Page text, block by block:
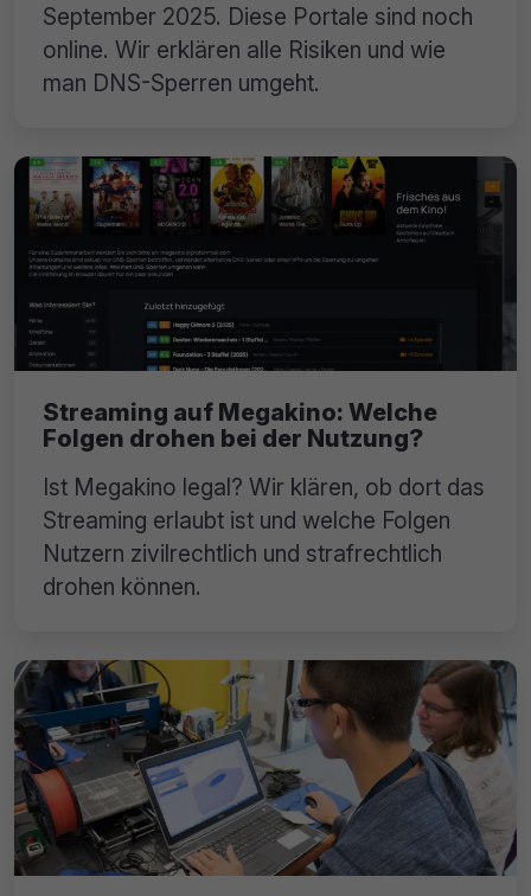
September 2025. Diese Portale sind noch
online. Wir erklären alle Risiken und wie
man DNS-Sperren umgeht.
Streaming auf Megakino: Welche
Folgen drohen bei der Nutzung?
Ist Megakino legal? Wir klären, ob dort das
Streaming erlaubt ist und welche Folgen
Nutzern zivilrechtlich und strafrechtlich
drohen können.